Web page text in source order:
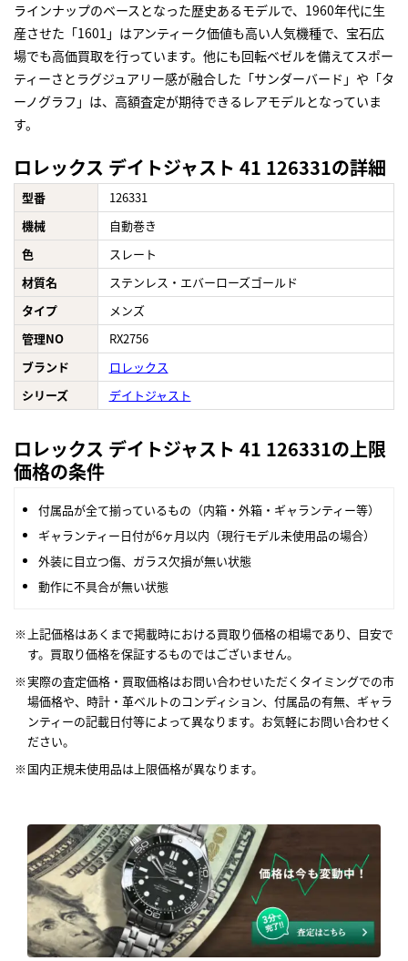
ラインナップのベースとなった歴史あるモデルで、1960年代に生
産させた「1601」はアンティーク価値も高い人気機種で、宝石広
場でも高価買取を行っています。他にも回転ベゼルを備えてスポー
ティーさとラグジュアリー感が融合した「サンダーバード」や「タ
ーノグラフ」は、高額査定が期待できるレアモデルとなっていま
す。
ロレックス デイトジャスト 41 126331の詳細
型番
126331
機械
自動巻き
色
スレート
材質名
ステンレス・エバーローズゴールド
タイプ
メンズ
管理NO
RX2756
ブランド
ロレックス
シリーズ
デイトジャスト
ロレックス デイトジャスト 41 126331の上限
価格の条件
付属品が全て揃っているもの（内箱・外箱・ギャランティー等）
ギャランティー日付が6ヶ月以内（現行モデル未使用品の場合）
外装に目立つ傷、ガラス欠損が無い状態
動作に不具合が無い状態
上記価格はあくまで掲載時における買取り価格の相場であり、目安で
す。買取り価格を保証するものではございません。
実際の査定価格・買取価格はお問い合わせいただくタイミングでの市
場価格や、時計・革ベルトのコンディション、付属品の有無、ギャラ
ンティーの記載日付等によって異なります。お気軽にお問い合わせく
ださい。
国内正規未使用品は上限価格が異なります。